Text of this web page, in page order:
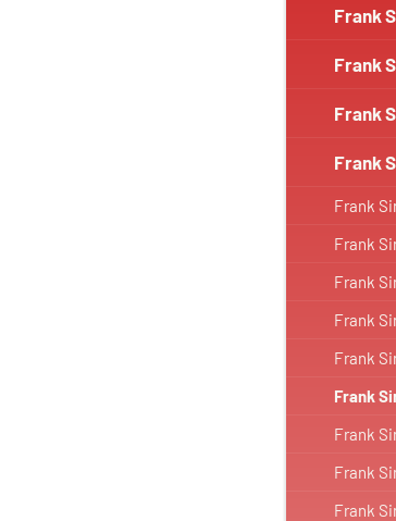
Frank
Frank
Frank
Frank
Frank
Frank
Frank
Frank
Frank
Frank
Frank
Frank
Frank